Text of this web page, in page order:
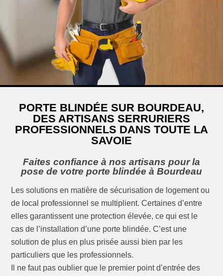
PORTE BLINDÉE SUR BOURDEAU,
DES ARTISANS SERRURIERS
PROFESSIONNELS DANS TOUTE LA
SAVOIE
Faites confiance à nos artisans pour la
pose de votre porte blindée à Bourdeau
Les solutions en matière de sécurisation de logement ou
de local professionnel se multiplient. Certaines d’entre
elles garantissent une protection élevée, ce qui est le
cas de l’installation d’une porte blindée. C’est une
solution de plus en plus prisée aussi bien par les
particuliers que les professionnels.
Il ne faut pas oublier que le premier point d’entrée des